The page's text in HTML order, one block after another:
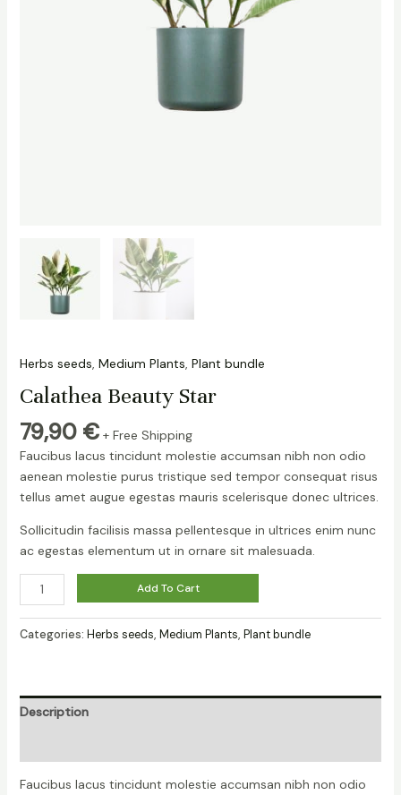
Herbs seeds Medium Plants Plant bundle
Calathea Beauty Star
79,90 € + Free Shipping
Faucibus lacus tincidunt molestie accumsan nibh non odio
aenean molestie purus tristique sed tempor consequat risus
tellus amet augue egestas mauris scelerisque donec ultrices.
Sollicitudin facilisis massa pellentesque in ultrices enim nunc
ac egestas elementum ut in ornare sit malesuada.
Calathea
Beauty
quantity
Add To Cart
Categories: Herbs seeds, Medium Plants, Plant bundle
Description
Faucibus lacus tincidunt molestie accumsan nibh non odio